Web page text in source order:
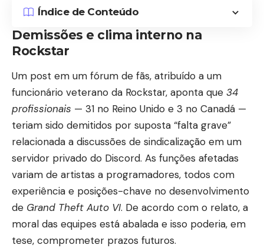
Índice de Conteúdo
Demissões e clima interno na
Rockstar
Um post em um fórum de fãs, atribuído a um
funcionário veterano da Rockstar, aponta que 34
profissionais — 31 no Reino Unido e 3 no Canadá —
teriam sido demitidos por suposta “falta grave”
relacionada a discussões de sindicalização em um
servidor privado do Discord. As funções afetadas
variam de artistas a programadores, todos com
experiência e posições-chave no desenvolvimento
de Grand Theft Auto VI. De acordo com o relato, a
moral das equipes está abalada e isso poderia, em
tese, comprometer prazos futuros.